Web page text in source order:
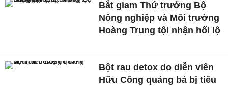
Bắt giam Thứ trưởng Bộ
Nông nghiệp và Môi trường
Hoàng Trung tội nhận hối lộ
Bột rau detox do diễn viên
Hữu Công quảng bá bị tiêu